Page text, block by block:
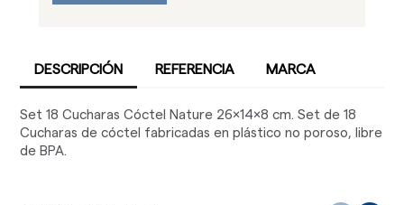
DESCRIPCIÓN REFERENCIA MARCA
Set 18 Cucharas Cóctel Nature 26x14x8 cm. Set de 18
Cucharas de cóctel fabricadas en plástico no poroso, libre
de BPA.